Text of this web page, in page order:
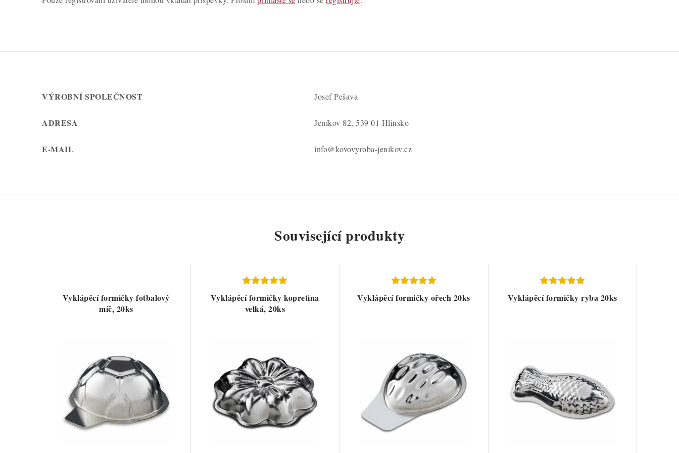
VÝROBNÍ SPOLEČNOST Josef Pešava
ADRESA Jeníkov 82, 539 01 Hlinsko
E-MAIL info@kovovyroba-jenikov.cz
Související produkty
Vyklápěcí formičky fotbalový
míč, 20ks
Vyklápěcí formičky kopretina
velká, 20ks
Vyklápěcí formičky ořech 20ks Vyklápěcí formičky ryba 20ks